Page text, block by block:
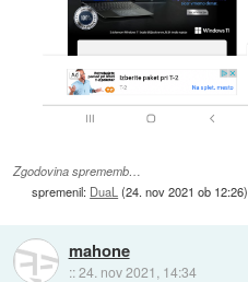
Zgodovina sprememb…
spremenil: DuaL (24. nov 2021 ob 12:26)
mahone
::24. nov 2021, 14:34